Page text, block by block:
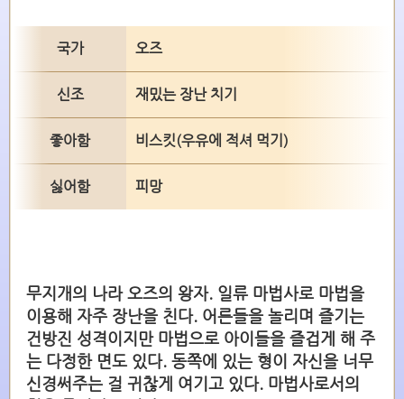
국가 오즈
신조 재밌는 장난 치기
좋아함 비스킷(우유에 적셔 먹기)
싫어함 피망
무지개의 나라 오즈의 왕자. 일류 마법사로 마법을
이용해 자주 장난을 친다. 어른들을 놀리며 즐기는
건방진 성격이지만 마법으로 아이들을 즐겁게 해 주
는 다정한 면도 있다. 동쪽에 있는 형이 자신을 너무
신경써주는 걸 귀찮게 여기고 있다. 마법사로서의